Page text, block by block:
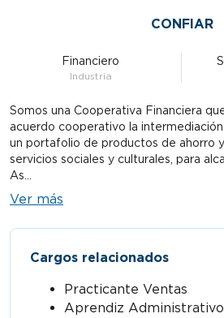
CONFIAR
Financiero
Industria
Somos una Cooperativa Financiera
acuerdo cooperativo la
un portafolio de productos de ahorro
servicios sociales y culturales, para
As...
Ver más
Cargos relacionados
Practicante Ventas
Aprendiz Administrativo